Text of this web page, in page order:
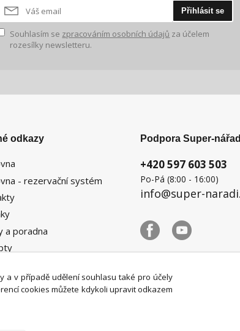
Přihlásit se
Souhlasím se zpracováním osobních údajů za účelem
rozesílky newsletteru.
odkazy
- rezervační systém
a poradna
Podpora Super-
+420 597 603 503
Po-Pá (8:00 - 16:00)
info@super-
a v případě udělení souhlasu také pro účely
cookies můžete kdykoli upravit odkazem